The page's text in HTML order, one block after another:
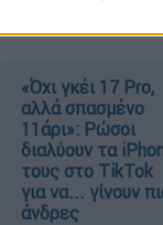
«Όχι γκέι 17 Pro,
αλλά σπασμένο
11άρι»: Ρώσοι
διαλύουν τα
τους στο TikTok
για να... γίνουν
άνδρες